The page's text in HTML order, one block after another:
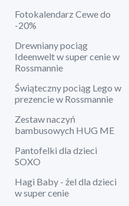
Fotokalendarz Cewe do
-20%
Drewniany pociąg
Ideenwelt w super cenie w
Rossmannie
Świąteczny pociąg Lego w
prezencie w Rossmannie
Zestaw naczyń
bambusowych HUG ME
Pantofelki dla dzieci
SOXO
Hagi Baby - żel dla dzieci
w super cenie